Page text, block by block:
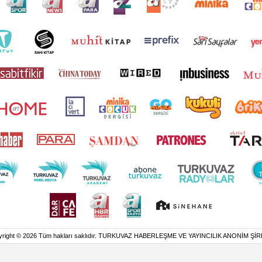
© 2026 Tüm hakları saklıdır. TURKUVAZ HABERLEŞME VE YAYINCILIK ANONİM